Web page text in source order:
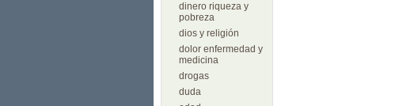
dinero riqueza y
pobreza
dios y religión
dolor enfermedad y
medicina
drogas
duda